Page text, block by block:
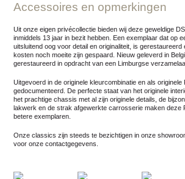
Accessoires en opmerkingen
Uit onze eigen privécollectie bieden wij deze geweldige
inmiddels 13 jaar in bezit hebben. Een exemplaar dat op
uitsluitend oog voor detail en originaliteit, is
kosten noch moeite zijn gespaard. Nieuw geleverd in
gerestaureerd in opdracht van een Limburgse
Uitgevoerd in de originele kleurcombinatie en als
gedocumenteerd. De perfecte staat van het originele
het prachtige chassis met al zijn originele details, de
lakwerk en de strak afgewerkte carrosserie maken deze
betere exemplaren.
Onze classics zijn steeds te bezichtigen in onze
voor onze contactgegevens.